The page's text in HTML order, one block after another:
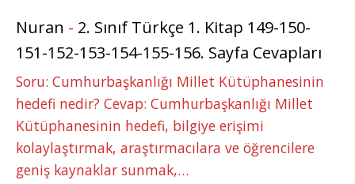
Nuran - 2. Sınıf Türkçe 1. Kitap 149-150-
151-152-153-154-155-156. Sayfa Cevapları
Soru: Cumhurbaşkanlığı Millet Kütüphanesinin
hedefi nedir? Cevap: Cumhurbaşkanlığı Millet
Kütüphanesinin hedefi, bilgiye erişimi
kolaylaştırmak, araştırmacılara ve öğrencilere
geniş kaynaklar sunmak,…